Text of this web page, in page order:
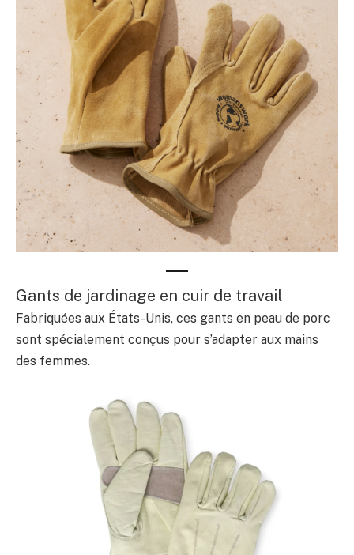
Gants de jardinage en cuir de travail
Fabriquées aux États-Unis, ces gants en peau de porc
sont spécialement conçus pour s’adapter aux mains
des femmes.